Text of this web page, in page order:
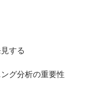
する
グ分析の重要性